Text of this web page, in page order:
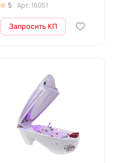
5 Арт. 16051
Запросить КП